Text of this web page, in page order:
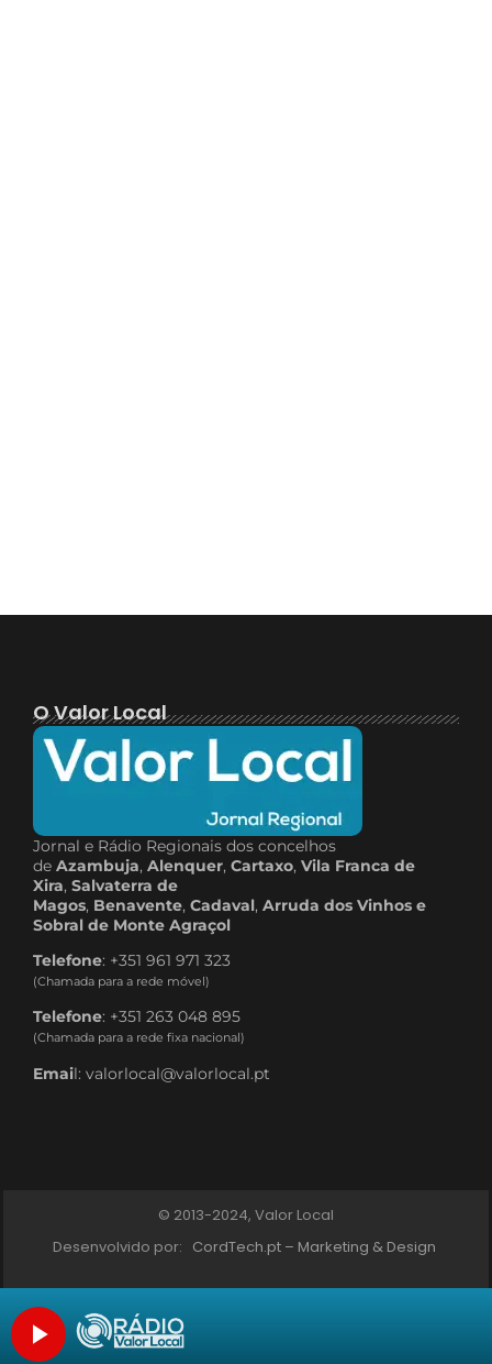
O Valor Local
Jornal e Rádio Regionais dos concelhos
de Azambuja, Alenquer, Cartaxo, Vila Franca de
Xira, Salvaterra de
Magos, Benavente, Cadaval, Arruda dos Vinhos e
Sobral de Monte Agraçol
Telefone: +351 961 971 323
(Chamada para a rede móvel)
Telefone: +351 263 048 895
(Chamada para a rede fixa nacional)
Email: valorlocal@valorlocal.pt
© 2013-2024, Valor Local
Desenvolvido por: CordTech.pt – Marketing & Design